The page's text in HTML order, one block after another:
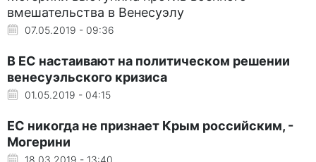
вмешательства в Венесуэлу
07.05.2019 - 09:36
В ЕС настаивают на политическом решении
венесуэльского кризиса
01.05.2019 - 04:15
ЕС никогда не признает Крым российским, -
Могерини
18.03.2019 - 13:40